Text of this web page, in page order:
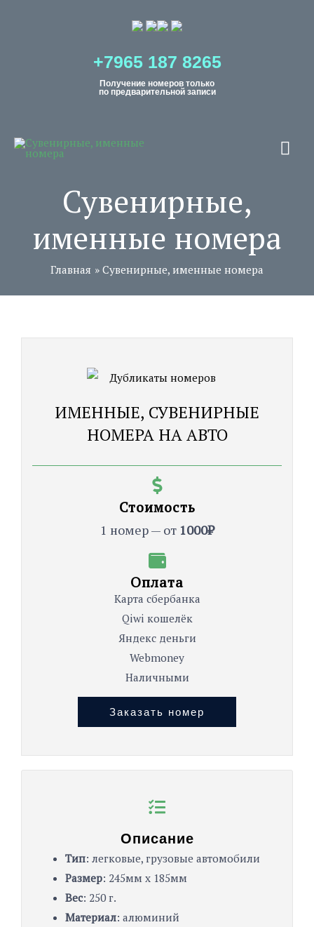
+7965 187 8265
Получение номеров только
по предварительной записи
Сувенирные,
именные номера
Главная Сувенирные, именные номера
ИМЕННЫЕ, СУВЕНИРНЫЕ
НОМЕРА НА АВТО
Стоимость
1 номер — от 1000₽
Оплата
Карта сбербанка
Qiwi кошелёк
Яндекс деньги
Webmoney
Наличными
Заказать номер
Описание
Тип: легковые, грузовые автомобили
Размер: 245мм х 185мм
Вес: 250 г.
Материал: алюминий